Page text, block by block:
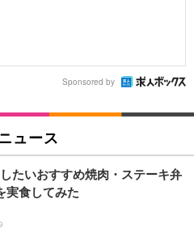
Sponsored by
ュース
たいおすすめ焼肉・ステーキ弁
実食してみた